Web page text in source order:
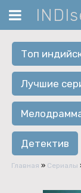
Топ
Лучшие
Детектив
Главная » Сериалы